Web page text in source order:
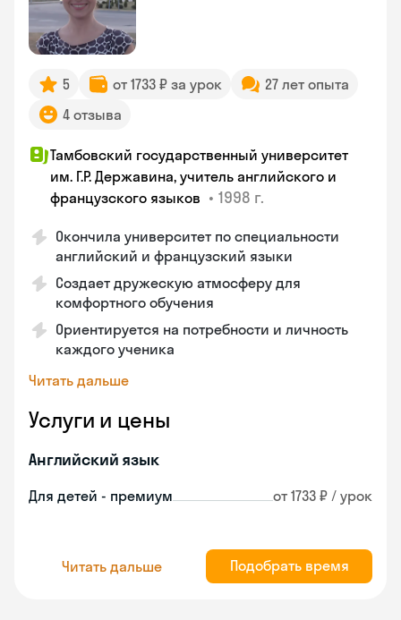
5 от 1733 ₽ за урок
27 лет опыта
4 отзыва
Тамбовский государственный университет
им. Г.Р. Державина, учитель английского и
французского языков • 1998 г.
Окончила университет по специальности
английский и французский языки
Создает дружескую атмосферу для
комфортного обучения
Ориентируется на потребности и личность
каждого ученика
Читать дальше
Услуги и цены
Английский язык
Для детей - премиум от 1733 ₽ / урок
Читать дальше Подобрать время